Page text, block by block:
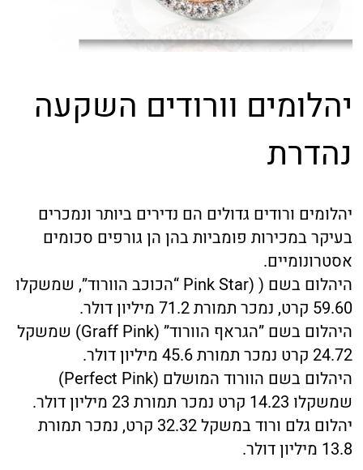
יהלומים וורודים השקעה
נהדרת
יהלומים ורודים גדולים הם נדירים ביותר ונמכרים
בעיקר במכירות פומביות בהן הן גורפים סכומים
אסטרונומיים.
היהלום בשם ( (Pink Star “הכוכב הוורוד”, שמשקלו
59.60 קרט, נמכר תמורת 71.2 מיליון דולר.
היהלום בשם ”הגראף הוורוד” (Graff Pink) שמשקל
24.72 קרט נמכר תמורת 45.6 מיליון דולר.
היהלום בשם הוורוד המושלם (Perfect Pink)
שמשקלו 14.23 קרט נמכר תמורת 23 מיליון דולר.
יהלום גלם ורוד במשקל 32.32 קרט, נמכר תמורת
13.8 מיליון דולר.